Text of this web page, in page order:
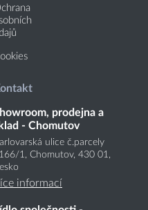
prodejna a
- Chomutov
ulice č.parcely
/1, Chomutov, 430 01,
informací